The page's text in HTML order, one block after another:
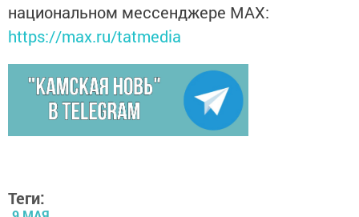
национальном мессенджере MАХ:
https://max.ru/tatmedia
Теги: